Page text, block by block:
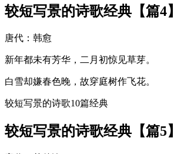
较短写景的诗歌经典【篇4】
唐代：韩愈
新年都未有芳华，二月初惊见草芽。
白雪却嫌春色晚，故穿庭树作飞花。
较短写景的诗歌10篇经典
较短写景的诗歌经典【篇5】